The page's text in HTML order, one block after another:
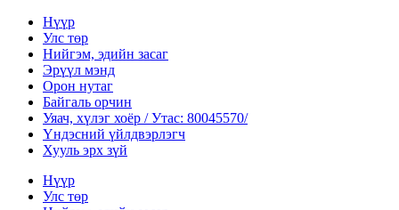
Нүүр
Улс төр
Нийгэм, эдийн засаг
Эрүүл мэнд
Орон нутаг
Байгаль орчин
Уяач, хүлэг хоёр / Утас: 80045570/
Үндэсний үйлдвэрлэгч
Хууль эрх зүй
Нүүр
Улс төр